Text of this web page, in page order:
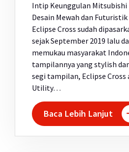
Intip Keunggulan Mitsubishi
Desain Mewah dan
Eclipse Cross sudah
sejak September 2019 lalu
memukau masyarakat
tampilannya yang stylish
segi tampilan, Eclipse Cross
Utility…
Baca Lebih Lanjut